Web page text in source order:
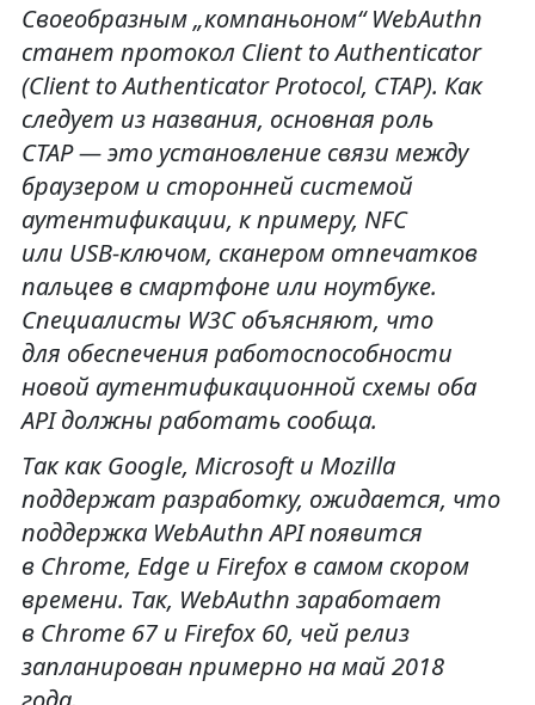
Своеобразным „компаньоном“ WebAuthn
станет протокол Client to Authenticator
(Client to Authenticator Protocol, CTAP). Как
следует из названия, основная роль
CTAP — это установление связи между
браузером и сторонней системой
аутентификации, к примеру, NFC
или USB-ключом, сканером отпечатков
пальцев в смартфоне или ноутбуке.
Специалисты W3C объясняют, что
для обеспечения работоспособности
новой аутентификационной схемы оба
API должны работать сообща.
Так как Google, Microsoft и Mozilla
поддержат разработку, ожидается, что
поддержка WebAuthn API появится
в Chrome, Edge и Firefox в самом скором
времени. Так, WebAuthn заработает
в Chrome 67 и Firefox 60, чей релиз
запланирован примерно на май 2018